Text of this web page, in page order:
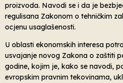
proizvoda. Navodi se i da je
regulisana Zakonom o tehničkim
ocjenu usaglašenosti.
U oblasti ekonomskih interesa
usvajanje novog Zakona o zaštiti
godine, kojim je, kako se navodi,
evropskim pravnim tekovinama,